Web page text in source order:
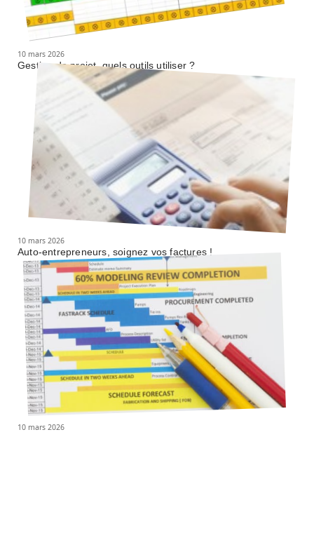
10 mars 2026
Gestion de projet, quels outils utiliser ?
10 mars 2026
Auto-entrepreneurs, soignez vos factures !
10 mars 2026